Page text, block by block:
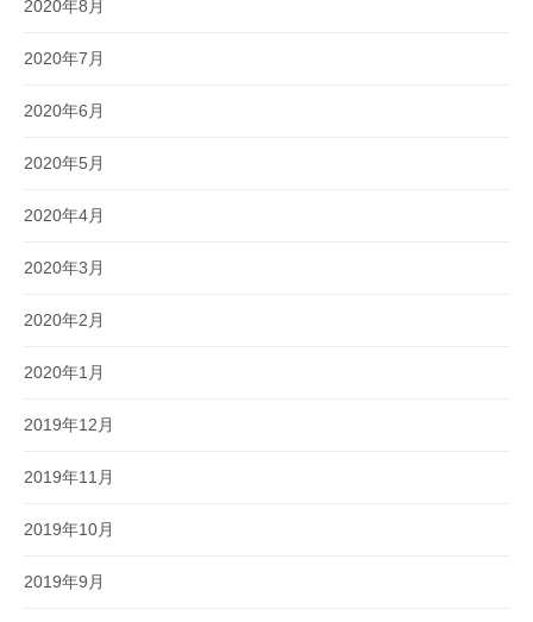
2020年8月
2020年7月
2020年6月
2020年5月
2020年4月
2020年3月
2020年2月
2020年1月
2019年12月
2019年11月
2019年10月
2019年9月